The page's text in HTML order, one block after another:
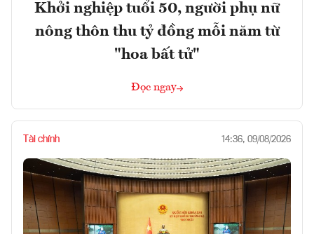
Khởi nghiệp tuổi 50, người phụ nữ
nông thôn thu tỷ đồng mỗi năm từ
"hoa bất tử"
Đọc ngay
Tài chính 14:36, 09/08/2026